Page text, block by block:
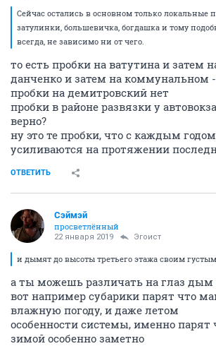
Сейчас остались в основном только локальные
затулинки, большевичка, богдашка и тому
всегда, не зависимо ни от чего.
то есть пробки на ватутина и затем
данченко и затем на коммунальном -
пробки на демитровский нет
пробки в районе развязки у
верно?
ну это те пробки, что с каждым
усиливаются на протяжении
ОТВЕТИТЬ
Сэймэй
просветлённый
22 января 2019 Эгоист
и дымят до высоты третьего этажа своим
а ты можешь различать на глаз дым
вот например субарики парят что
влажную погоду, и даже летом
особенности системы, именно парят
зимой особенно заметно